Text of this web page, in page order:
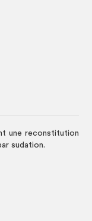
une reconstitution
sudation.